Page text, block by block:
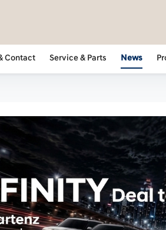
Contact Service & Parts News